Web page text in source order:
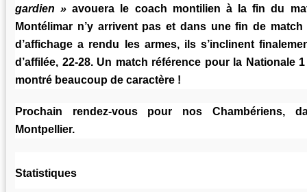
gardien » avouera le coach montilien à la fin du
Montélimar n’y arrivent pas et dans une fin de
d’affichage a rendu les armes, ils s’inclinent
d’affilée, 22-28. Un match référence pour la Nationale
montré beaucoup de caractère !
Prochain rendez-vous pour nos Chambériens,
Montpellier.
Statistiques